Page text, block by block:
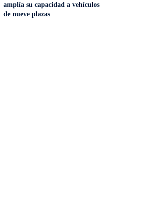
amplía su capacidad a vehículos
de nueve plazas